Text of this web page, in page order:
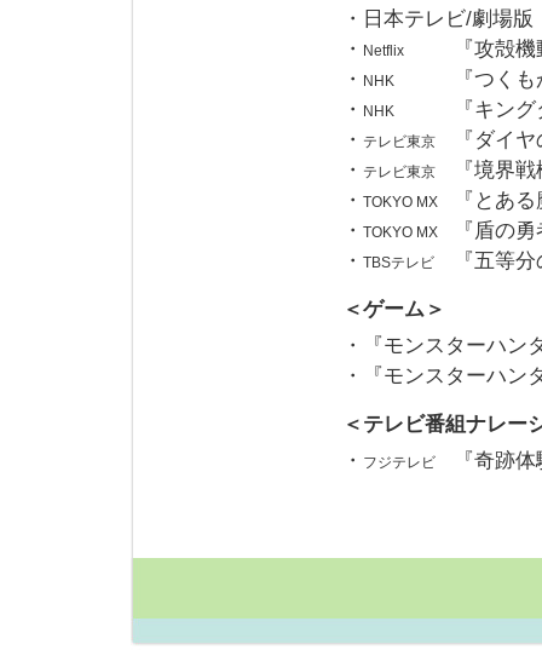
・日本テレビ/劇場
・
Netflix
『攻殻
・
NHK
『つく
・
NHK
『キン
・ テレビ東京
『ダイ
・ テレビ東京
『境界
・ TOKYO MX
『とあ
・ TOKYO MX
『盾の
・ TBSテレビ
『五等
＜ゲーム＞
・『モンスターハン
・『モンスターハン
＜テレビ番組ナレー
・ フジテレビ 『奇跡